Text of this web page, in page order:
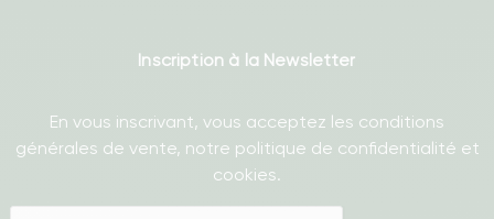
Inscription à la Newsletter
En vous inscrivant, vous acceptez les conditions
générales de vente, notre politique de confidentialité et
cookies.